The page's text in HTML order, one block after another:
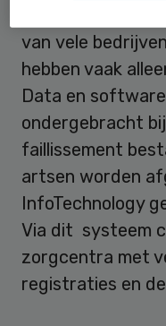
van vele
hebben vaak
Data en
ondergebracht
faillissement
artsen worden
InfoTechnology
Via dit systeem
zorgcentra met
registraties en